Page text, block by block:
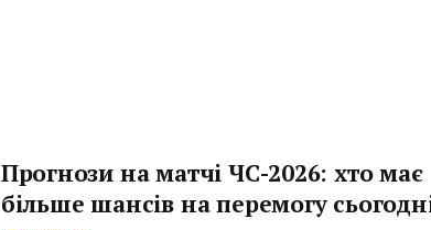
Прогнози на матчі ЧС-2026: хто має
більше шансів на перемогу